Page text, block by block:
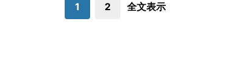
1 2 全文表示